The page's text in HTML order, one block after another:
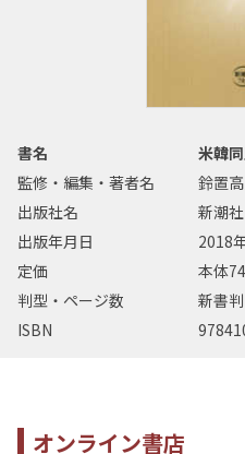
書名
米韓
監修・編集・著者名
鈴置
出版社名
新潮社
出版年月日
2018
定価
本体
判型・ページ数
新書
ISBN
オンライン書店